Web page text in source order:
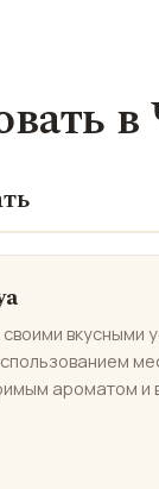
вкусными
ароматом и